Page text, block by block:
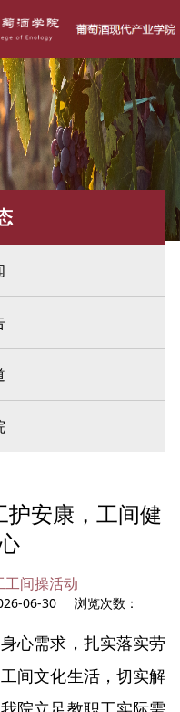
护安康，工间健
间操活动
06-30 浏览次数：
心需求，扎实落实劳
间文化生活，切实解